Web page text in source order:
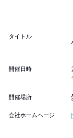
タイトル
開催日時
開催場所
会社ホームページ